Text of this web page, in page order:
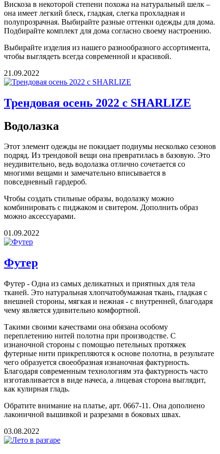
Вискоза в некоторой степени похожа на натуральный шелк –
она имеет легкий блеск, гладкая, слегка прохладная и
полупрозрачная. Выбирайте разные оттенки одежды для дома.
Подбирайте комплект для дома согласно своему настроению.
Выбирайте изделия из нашего разнообразного ассортимента,
чтобы выглядеть всегда современной и красивой.
21.09.2022
Трендовая осень 2022 с SHARLIZE
Водолазка
Этот элемент одежды не покидает подиумы несколько сезонов
подряд. Из трендовой вещи она превратилась в базовую. Это
неудивительно, ведь водолазка отлично сочетается со
многими вещами и замечательно вписывается в
повседневный гардероб.
Чтобы создать стильные образы, водолазку можно
комбинировать с пиджаком и свитером. Дополнить образ
можно аксессуарами.
01.09.2022
Футер
Футер - Одна из самых деликатных и приятных для тела
тканей. Это натуральная хлопчатобумажная ткань, гладкая с
внешней стороны, мягкая и нежная - с внутренней, благодаря
чему является удивительно комфортной.
Такими своими качествами она обязана особому
переплетению нитей полотна при производстве. С
изнаночной стороны с помощью петельных протяжек
футерные нити прикрепляются к основе полотна, в результате
чего образуется своеобразная изнаночная фактурность.
Благодаря современным технологиям эта фактурность часто
изготавливается в виде начеса, а лицевая сторона выглядит,
как кулирная гладь.
Обратите внимание на платье, арт. 0667-11. Она дополнено
лаконичной вышивкой и разрезами в боковых швах.
03.08.2022